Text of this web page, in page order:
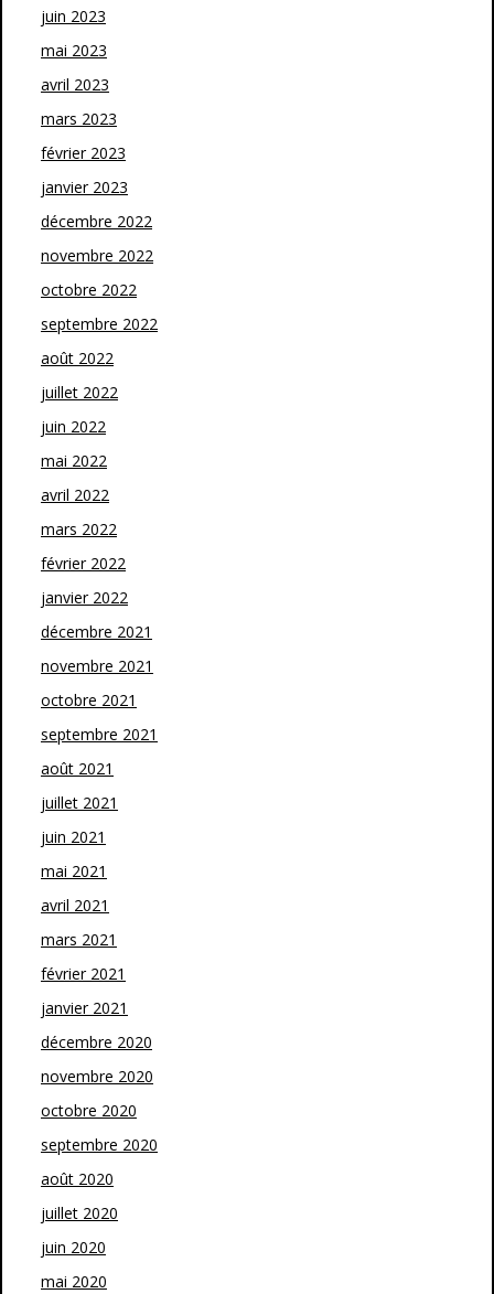
juin 2023
mai 2023
avril 2023
mars 2023
février 2023
janvier 2023
décembre 2022
novembre 2022
octobre 2022
septembre 2022
août 2022
juillet 2022
juin 2022
mai 2022
avril 2022
mars 2022
février 2022
janvier 2022
décembre 2021
novembre 2021
octobre 2021
septembre 2021
août 2021
juillet 2021
juin 2021
mai 2021
avril 2021
mars 2021
février 2021
janvier 2021
décembre 2020
novembre 2020
octobre 2020
septembre 2020
août 2020
juillet 2020
juin 2020
mai 2020